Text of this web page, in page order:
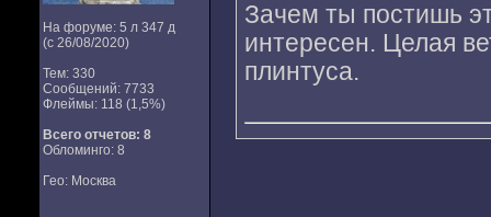
На форуме: 5 л 347 д
(с 26/08/2020)
Тем: 330
Сообщений: 7733
Флеймы: 118 (1,5%)
Всего отчетов: 8
Обломинго: 8
Гео: Москва
Зачем ты постишь
интересен. Целая
плинтуса.